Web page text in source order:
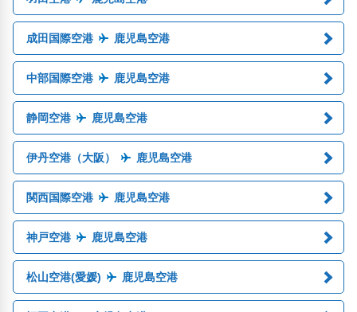
成田国際空港 鹿児島空港
中部国際空港 鹿児島空港
静岡空港 鹿児島空港
伊丹空港（大阪） 鹿児島空港
関西国際空港 鹿児島空港
神戸空港 鹿児島空港
松山空港(愛媛) 鹿児島空港